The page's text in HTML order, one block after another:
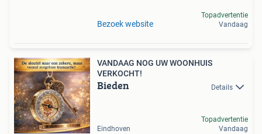
Bezoek website
Topadvertentie
Vandaag
VANDAAG NOG UW WOONHUIS
VERKOCHT!
Bieden Details
Eindhoven
Topadvertentie
Vandaag